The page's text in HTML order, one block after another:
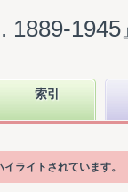
1889-1945
索引
ライトされています。